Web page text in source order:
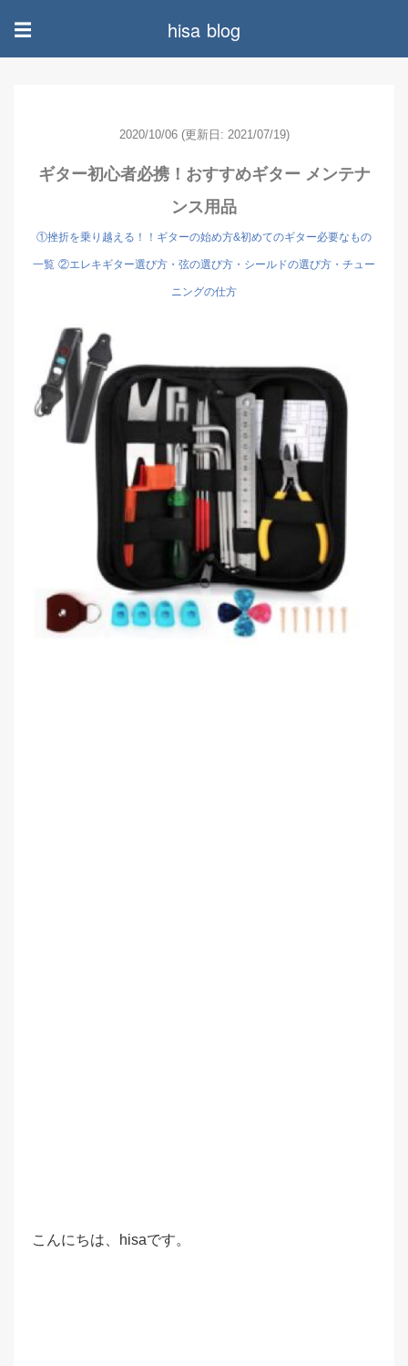
☰ hisa blog
2020/10/06 (更新日: 2021/07/19)
ギター初心者必携！おすすめギター メンテナ
ンス用品
①挫折を乗り越える！！ギターの始め方&初めてのギター必要なもの
一覧 ②エレキギター選び方・弦の選び方・シールドの選び方・チュー
ニングの仕方
こんにちは、hisaです。